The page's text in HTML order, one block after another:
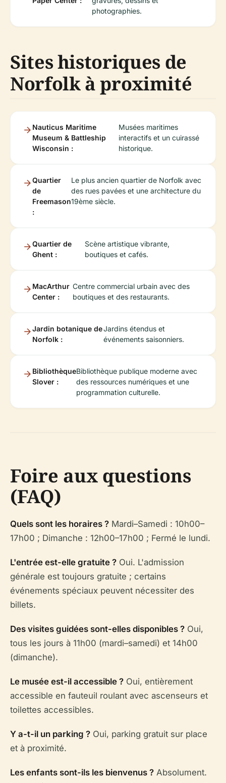
photographies.
Sites historiques de
Norfolk à proximité
Nauticus Maritime
Museum & Battleship
Wisconsin :
Musées maritimes
interactifs et un cuirassé
historique.
Quartier
de
Freemason
:
Le plus ancien quartier de Norfolk avec
des rues pavées et une architecture du
19ème siècle.
Quartier de
Ghent :
Scène artistique vibrante,
boutiques et cafés.
MacArthur
Center :
Centre commercial urbain avec des
boutiques et des restaurants.
Jardin botanique de
Norfolk :
Jardins étendus et
événements saisonniers.
Bibliothèque
Slover :
Bibliothèque publique moderne avec
des ressources numériques et une
programmation culturelle.
Foire aux questions
(FAQ)
Quels sont les horaires ? Mardi–Samedi : 10h00–
17h00 ; Dimanche : 12h00–17h00 ; Fermé le lundi.
L'entrée est-elle gratuite ? Oui. L'admission
générale est toujours gratuite ; certains
événements spéciaux peuvent nécessiter des
billets.
Des visites guidées sont-elles disponibles ? Oui,
tous les jours à 11h00 (mardi–samedi) et 14h00
(dimanche).
Le musée est-il accessible ? Oui, entièrement
accessible en fauteuil roulant avec ascenseurs et
toilettes accessibles.
Y a-t-il un parking ? Oui, parking gratuit sur place
et à proximité.
Les enfants sont-ils les bienvenus ? Absolument.